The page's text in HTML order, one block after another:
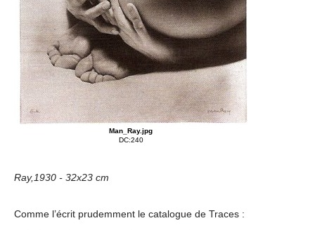
Man_Ray.jpg
DC:240
Ray,1930 - 32x23 cm
Comme l’écrit prudemment le catalogue de Traces :